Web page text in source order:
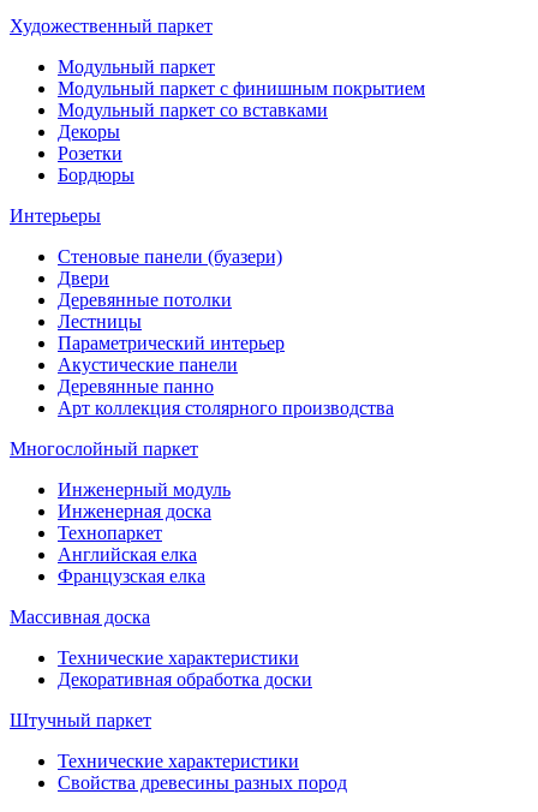
Художественный паркет
Модульный паркет
Модульный паркет с финишным покрытием
Модульный паркет со вставками
Декоры
Розетки
Бордюры
Интерьеры
Стеновые панели (буазери)
Двери
Деревянные потолки
Лестницы
Параметрический интерьер
Акустические панели
Деревянные панно
Арт коллекция столярного производства
Многослойный паркет
Инженерный модуль
Инженерная доска
Технопаркет
Английская елка
Французская елка
Массивная доска
Технические характеристики
Декоративная обработка доски
Штучный паркет
Технические характеристики
Свойства древесины разных пород